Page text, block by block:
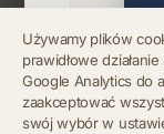
Używamy plików
prawidłowe
Google Analytics do
zaakceptować
swój wybór w